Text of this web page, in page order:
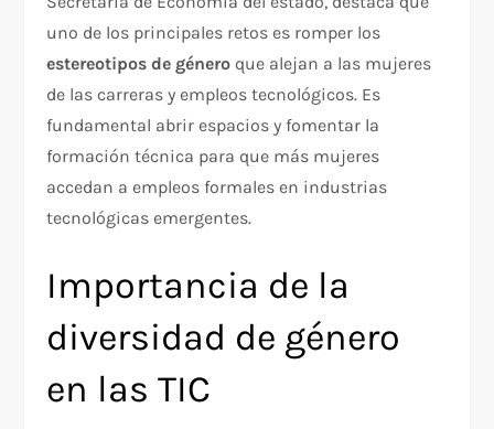
uno de los principales retos es romper los
estereotipos de género que alejan a las mujeres
de las carreras y empleos tecnológicos. Es
fundamental abrir espacios y fomentar la
formación técnica para que más mujeres
accedan a empleos formales en industrias
tecnológicas emergentes.
Importancia de la
diversidad de género
en las TIC